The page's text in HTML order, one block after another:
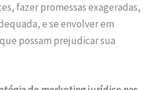
fazer promessas exageradas,
e se envolver em
possam prejudicar sua